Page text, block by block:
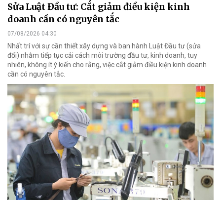
Sửa Luật Đầu tư: Cắt giảm điều kiện kinh
doanh cần có nguyên tắc
07/08/2026 04:30
Nhất trí với sự cần thiết xây dựng và ban hành Luật Đầu tư (sửa
đổi) nhằm tiếp tục cải cách môi trường đầu tư, kinh doanh, tuy
nhiên, không ít ý kiến cho rằng, việc cắt giảm điều kiện kinh doanh
cần có nguyên tắc.